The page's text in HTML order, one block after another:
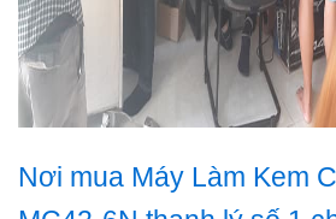
Nơi mua Máy Làm Kem